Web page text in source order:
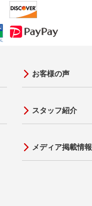
お客様の声
スタッフ紹介
メディア掲載情報